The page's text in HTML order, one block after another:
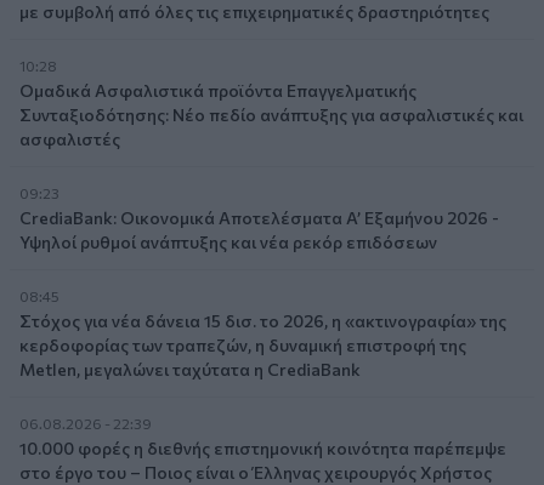
με συμβολή από όλες τις επιχειρηματικές δραστηριότητες
10:28
Ομαδικά Ασφαλιστικά προϊόντα Επαγγελματικής
Συνταξιοδότησης: Νέο πεδίο ανάπτυξης για ασφαλιστικές και
ασφαλιστές
09:23
CrediaBank: Οικονομικά Αποτελέσματα A’ Εξαμήνου 2026 -
Υψηλοί ρυθμοί ανάπτυξης και νέα ρεκόρ επιδόσεων
08:45
Στόχος για νέα δάνεια 15 δισ. το 2026, η «ακτινογραφία» της
κερδοφορίας των τραπεζών, η δυναμική επιστροφή της
Metlen, μεγαλώνει ταχύτατα η CrediaBank
06.08.2026 - 22:39
10.000 φορές η διεθνής επιστημονική κοινότητα παρέπεμψε
στο έργο του – Ποιος είναι ο Έλληνας χειρουργός Χρήστος